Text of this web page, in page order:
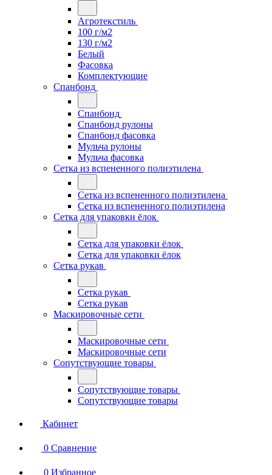
Агротекстиль
100 г/м2
130 г/м2
Белый
Фасовка
Комплектующие
Спанбонд
Спанбонд
Спанбонд рулоны
Спанбонд фасовка
Мульча рулоны
Мульча фасовка
Сетка из вспененного полиэтилена
Сетка из вспененного полиэтилена
Сетка из вспененного полиэтилена
Сетка для упаковки ёлок
Сетка для упаковки ёлок
Сетка для упаковки ёлок
Сетка рукав
Сетка рукав
Сетка рукав
Маскировочные сети
Маскировочные сети
Маскировочные сети
Сопутствующие товары
Сопутствующие товары
Сопутствующие товары
Кабинет
0 Сравнение
0 Избранное